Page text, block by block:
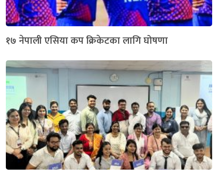
१७ नेपाली एसिया कप क्रिकेटका लागि घोषणा